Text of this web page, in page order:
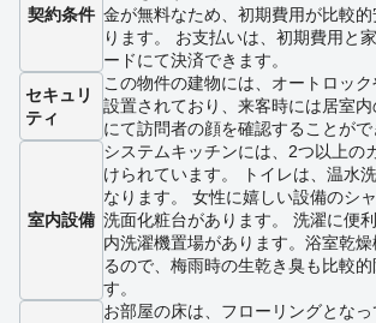
契約条件 金が無料なため、初期費用が比較
ります。 お支払いは、初期費用と
ードにて決済できます。
セキュリ
ティ
この物件の建物には、オートロッ
設置されており、来客時には居室
にて訪問者の顔を確認することがで
室内設備
システムキッチンには、2つ以上の
けられています。 トイレは、温水
なります。 女性に嬉しい設備のシ
洗面化粧台があります。 洗濯に便
内洗濯機置場があります。浴室乾
るので、梅雨時の生乾き臭も比較
す。
お部屋の床は、フローリングとな